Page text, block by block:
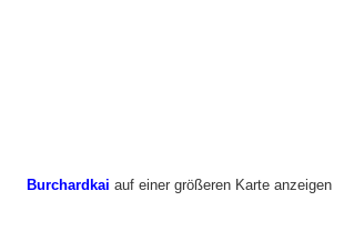
Burchardkai auf einer größeren Karte anzeigen